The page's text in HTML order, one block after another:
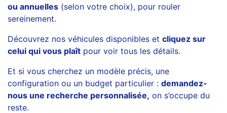
ou annuelles (selon votre choix), pour rouler
sereinement.
Découvrez nos véhicules disponibles et cliquez sur
celui qui vous plaît pour voir tous les détails.
Et si vous cherchez un modèle précis, une
configuration ou un budget particulier : demandez-
nous une recherche personnalisée, on s’occupe du
reste.